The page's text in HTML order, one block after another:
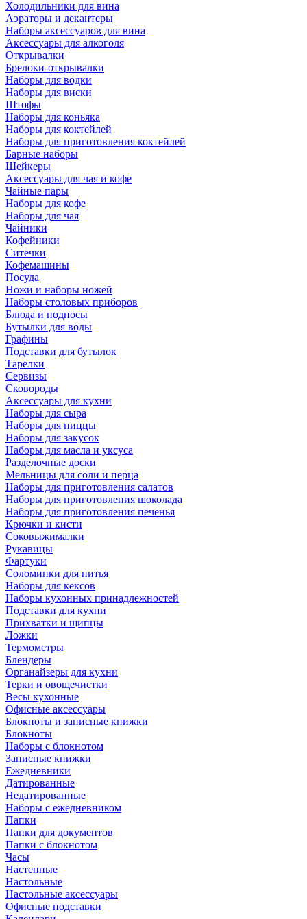
Холодильники для вина
Аэраторы и декантеры
Наборы аксессуаров для вина
Аксессуары для алкоголя
Открывалки
Брелоки-открывалки
Наборы для водки
Наборы для виски
Штофы
Наборы для коньяка
Наборы для коктейлей
Наборы для приготовления коктейлей
Барные наборы
Шейкеры
Аксессуары для чая и кофе
Чайные пары
Наборы для кофе
Наборы для чая
Чайники
Кофейники
Ситечки
Кофемашины
Посуда
Ножи и наборы ножей
Наборы столовых приборов
Блюда и подносы
Бутылки для воды
Графины
Подставки для бутылок
Тарелки
Сервизы
Сковороды
Аксессуары для кухни
Наборы для сыра
Наборы для пиццы
Наборы для закусок
Наборы для масла и уксуса
Разделочные доски
Мельницы для соли и перца
Наборы для приготовления салатов
Наборы для приготовления шоколада
Наборы для приготовления печенья
Крючки и кисти
Соковыжималки
Рукавицы
Фартуки
Соломинки для питья
Наборы для кексов
Наборы кухонных принадлежностей
Подставки для кухни
Прихватки и щипцы
Ложки
Термометры
Блендеры
Органайзеры для кухни
Терки и овощечистки
Весы кухонные
Офисные аксессуары
Блокноты и записные книжки
Блокноты
Наборы с блокнотом
Записные книжки
Ежедневники
Датированные
Недатированные
Наборы с ежедневником
Папки
Папки для документов
Папки с блокнотом
Часы
Настенные
Настольные
Настольные аксессуары
Офисные подставки